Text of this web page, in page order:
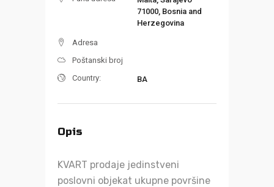
71000, Bosnia and
Herzegovina
Adresa
Poštanski broj
Country:
BA
Opis
KVART prodaje jedinstveni
poslovni objekat ukupne površine